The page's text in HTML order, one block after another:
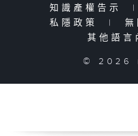
知識產權告示
|
私隱政策
|
其他語言
© 2026